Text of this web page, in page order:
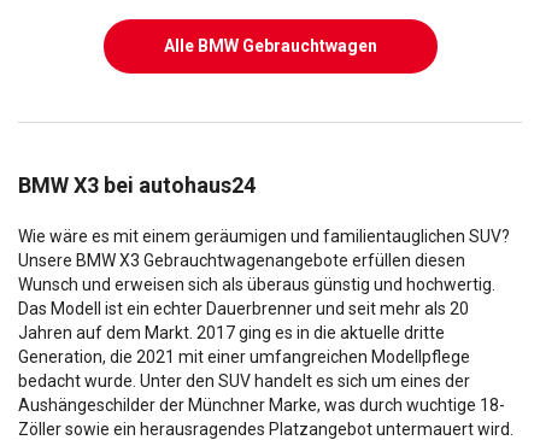
Alle BMW Gebrauchtwagen
BMW X3 bei autohaus24
Wie wäre es mit einem geräumigen und familientauglichen SUV?
Unsere BMW X3 Gebrauchtwagenangebote erfüllen diesen
Wunsch und erweisen sich als überaus günstig und hochwertig.
Das Modell ist ein echter Dauerbrenner und seit mehr als 20
Jahren auf dem Markt. 2017 ging es in die aktuelle dritte
Generation, die 2021 mit einer umfangreichen Modellpflege
bedacht wurde. Unter den SUV handelt es sich um eines der
Aushängeschilder der Münchner Marke, was durch wuchtige 18-
Zöller sowie ein herausragendes Platzangebot untermauert wird.